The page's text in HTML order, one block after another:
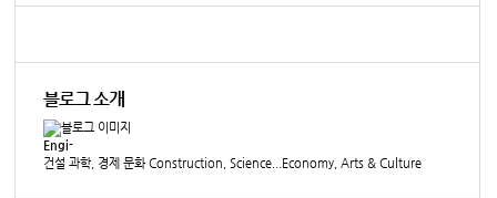
블로그 소개
Engi-
건설 과학, 경제 문화 Construction, Science...Economy, Arts & Culture